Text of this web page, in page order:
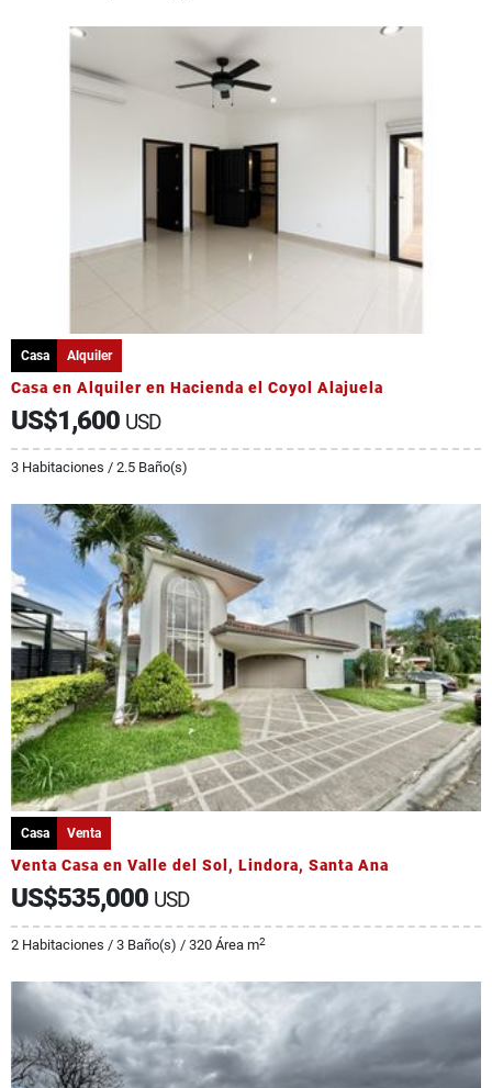
Casa Alquiler
Casa en Alquiler en Hacienda el Coyol Alajuela
US$1,600 USD
3 Habitaciones / 2.5 Baño(s)
Casa Venta
Venta Casa en Valle del Sol, Lindora, Santa Ana
US$535,000 USD
2 Habitaciones / 3 Baño(s) / 320 Área m2